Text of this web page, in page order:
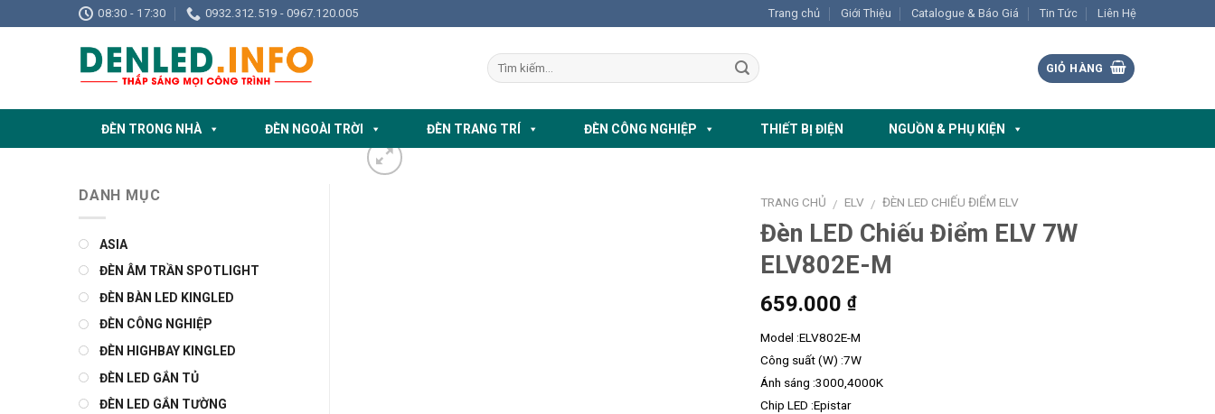
to
08:30 - 17:30 0932.312.519 - 0967.120.005 Trang chủ Giới Thiệu Catalogue & Báo Giá Tin Tức Liên Hệ
GIỎ HÀNG
ĐÈN TRONG NHÀ ĐÈN NGOÀI TRỜI ĐÈN TRANG TRÍ ĐÈN CÔNG NGHIỆP THIẾT BỊ ĐIỆN NGUỒN & PHỤ KIỆN
TRANG CHỦ / ELV / ĐÈN LED CHIẾU ĐIỂM ELV
Đèn LED Chiếu Điểm ELV 7W
ELV802E-M
659.000 ₫
Model :ELV802E-M
Công suất (W) :7W
Ánh sáng :3000,4000K
Chip LED :Epistar
DANH MỤC
ASIA
ĐÈN ÂM TRẦN SPOTLIGHT
ĐÈN BÀN LED KINGLED
ĐÈN CÔNG NGHIỆP
ĐÈN HIGHBAY KINGLED
ĐÈN LED GẮN TỦ
ĐÈN LED GẮN TƯỜNG